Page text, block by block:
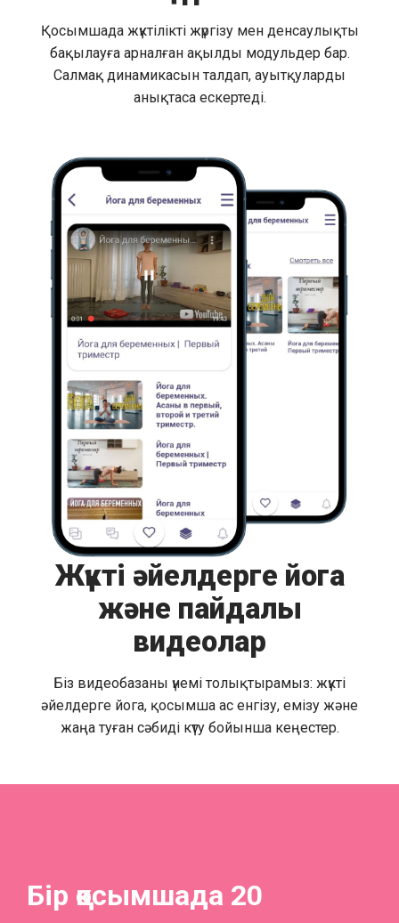
Қосымшада жүктілікті жүргізу мен денсаулықты
бақылауға арналған ақылды модульдер бар.
Салмақ динамикасын талдап, ауытқуларды
анықтаса ескертеді.
Жүкті әйелдерге йога
және пайдалы
видеолар
Біз видеобазаны үнемі толықтырамыз: жүкті
әйелдерге йога, қосымша ас енгізу, емізу және
жаңа туған сәбиді күту бойынша кеңестер.
Бір қосымшада 20